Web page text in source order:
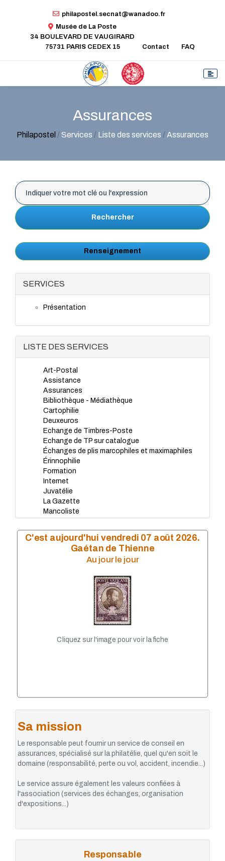
philapostel.secnat@wanadoo.fr
Musée de La Poste
34 BOULEVARD DE VAUGIRARD
75731 PARIS CEDEX 15
Contact FAQ
Assurances
Philapostel /Services / Liste des services /Assurances
Rechercher
Renseignement
SERVICES
Présentation
LISTE DES SERVICES
Art-Postal
Assistance
Assurances
Bibliothèque - Médiathèque
Cartophilie
Deuxeuros
Echange de Timbres-Poste
Echange de TP sur catalogue
Échanges de plis marcophiles et maximaphiles
Érinnophilie
Formation
Internet
Juvatélie
La Gazette
Mancoliste
Nouveautés
Nouveautés Marcophilie
Plaques de Muselet
Souscriptions
C'est aujourd'hui vendredi 07 août 2026.
Gaétan de Thienne
Au jour le jour
Cliquez sur l'image pour voir la fiche
Sa mission
Le responsable peut fournir un service de conseil en
assurances, spécialisé sur la philatélie, quel qu'en soit le
domaine (responsabilité, perte ou vol, accident, incendie...)
Le service assure également les valeurs confiées à
l'association (services des échanges, organisation
d'expositions...)
Responsable